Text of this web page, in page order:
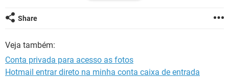
Share
Veja também:
Conta privada para acesso as fotos
Hotmail entrar direto na minha conta caixa de entrada